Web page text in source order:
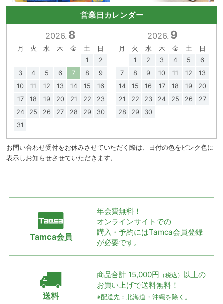
営業日カレンダー
2026. 8
月 火 水 木 金 土
日
1
2
3
4 5 6 7 8
9
10
11 12 13 14 15
16
17
18 19 20 21 22
23
24
25 26 27 28 29
30
31
2026. 9
月 火 水 木 金 土
日
1
2 3 4 5
6
7
8 9 10 11 12
13
14
15 16 17 18 19
20
21
22 23 24 25 26
27
28
29 30
お問い合わせ受付をお休みさせていただく際は、日付の色をピンク色に
表示しお知らせさせていただきます。
Tamca会員
年会費無料！
オンラインサイトでの
購入・予約にはTamca会員登録
が必要です。
送料
商品合計 15,000円 （税込） 以上の
お買い上げで送料無料！
※配送先：北海道・沖縄を除く。